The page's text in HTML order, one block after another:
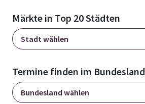
Märkte in Top 20 Städten
Stadt wählen
Termine finden im Bundesland
Bundesland wählen